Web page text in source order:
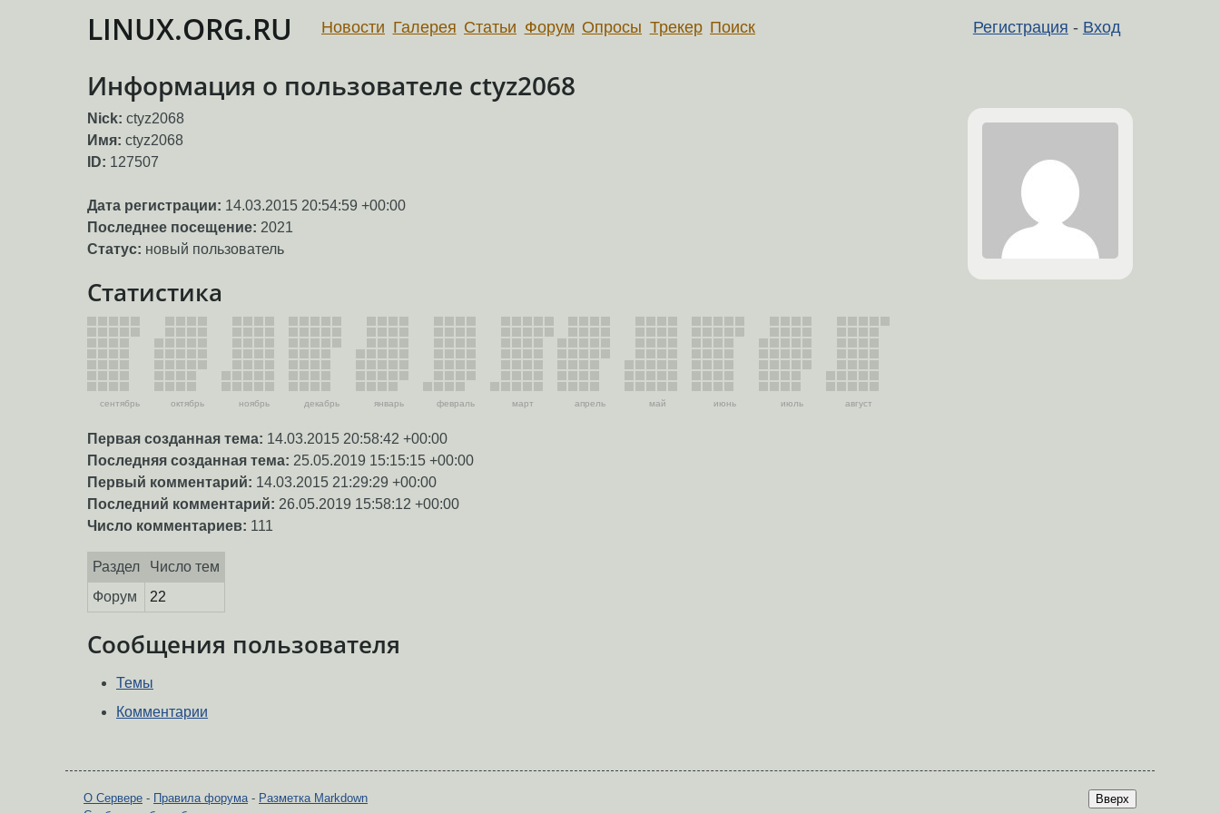
LINUX.ORG.RU Регистрация - Вход
Новости Галерея Статьи Форум Опросы Трекер Поиск
Информация о пользователе ctyz2068
Nick: ctyz2068
Имя: ctyz2068
ID: 127507
Дата регистрации: 14.03.2015 20:54:59 +00:00
Последнее посещение: 2021
Статус: новый пользователь
Статистика
сентябрь октябрь ноябрь декабрь январь февраль март апрель май июнь июль август
Первая созданная тема: 14.03.2015 20:58:42 +00:00
Последняя созданная тема: 25.05.2019 15:15:15 +00:00
Первый комментарий: 14.03.2015 21:29:29 +00:00
Последний комментарий: 26.05.2019 15:58:12 +00:00
Число комментариев: 111
Раздел
Число тем
Форум
22
Сообщения пользователя
Темы
Комментарии
Вверх
О Сервере - Правила форума- Разметка Markdown